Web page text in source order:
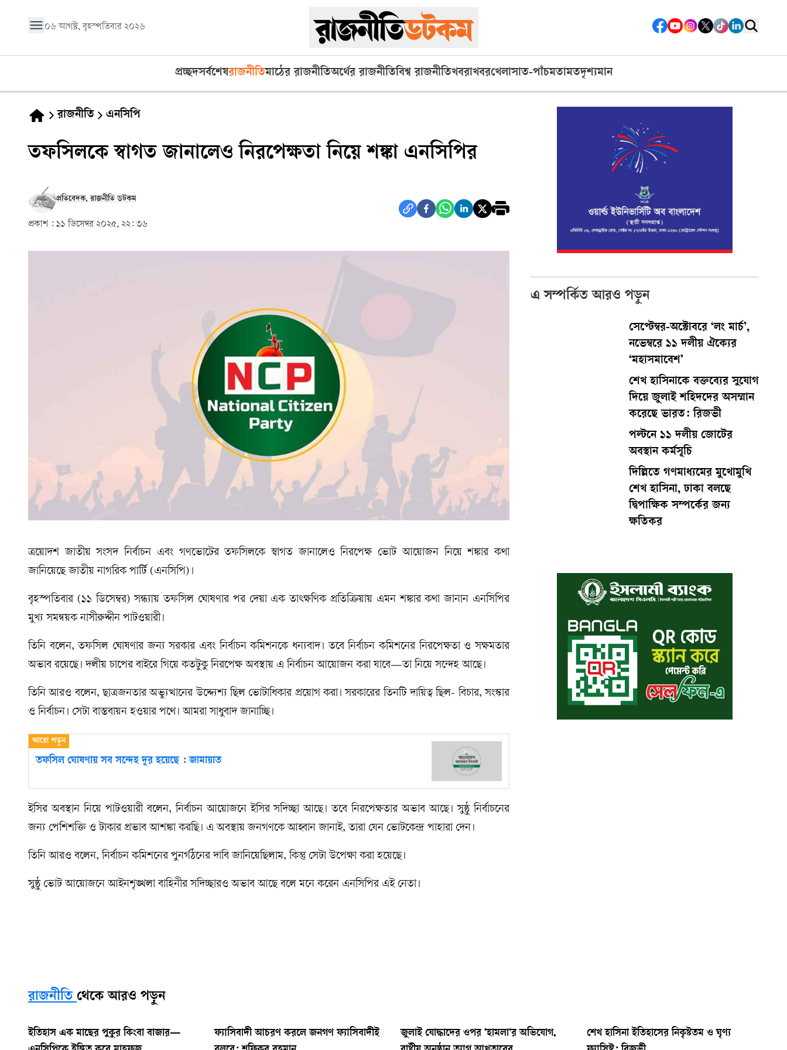
০৬ আগস্ট, বৃহস্পতিবার ২০২৬
প্রচ্ছদসর্বশেষরাজনীতিমাঠের রাজনীতিঅর্থের রাজনীতিবিশ্ব রাজনীতিখবরাখবরখেলাসাত-পাঁচমতামতদৃশ্যমান
রাজনীতি এনসিপি
তফসিলকে স্বাগত জানালেও নিরপেক্ষতা নিয়ে শঙ্কা এনসিপির
প্রতিবেদক, রাজনীতি ডটকম
প্রকাশ : ১১ ডিসেম্বর ২০২৫, ২২: ৩৬
ত্রয়োদশ জাতীয় সংসদ নির্বাচন এবং গণভোটের তফসিলকে স্বাগত জানালেও নিরপেক্ষ ভোট আয়োজন নিয়ে শঙ্কার কথা
জানিয়েছে জাতীয় নাগরিক পার্টি (এনসিপি)।
বৃহস্পতিবার (১১ ডিসেম্বর) সন্ধ্যায় তফসিল ঘোষণার পর দেয়া এক তাৎক্ষণিক প্রতিক্রিয়ায় এমন শঙ্কার কথা জানান এনসিপির
মুখ্য সমন্বয়ক নাসীরুদ্দীন পাটওয়ারী।
তিনি বলেন, তফসিল ঘোষণার জন্য সরকার এবং নির্বাচন কমিশনকে ধন্যবাদ। তবে নির্বাচন কমিশনের নিরপেক্ষতা ও সক্ষমতার
অভাব রয়েছে। দলীয় চাপের বাইরে গিয়ে কতটুকু নিরপেক্ষ অবস্থায় এ নির্বাচন আয়োজন করা যাবে—তা নিয়ে সন্দেহ আছে।
তিনি আরও বলেন, ছাত্রজনতার অভ্যুত্থানের উদ্দ্যেশ্য ছিল ভোটাধিকার প্রয়োগ করা। সরকারের তিনটি দায়িত্ব ছিল- বিচার, সংস্কার
ও নির্বাচন। সেটা বাস্তবায়ন হওয়ার পথে। আমরা সাধুবাদ জানাচ্ছি।
তফসিল ঘোষণায় সব সন্দেহ দূর হয়েছে : জামায়াত
ইসির অবস্থান নিয়ে পাটওয়ারী বলেন, নির্বাচন আয়োজনে ইসির সদিচ্ছা আছে। তবে নিরপেক্ষতার অভাব আছে। সুষ্ঠু নির্বাচনের
জন্য পেশিশক্তি ও টাকার প্রভাব আশঙ্কা করছি। এ অবস্থায় জনগণকে আহ্বান জানাই, তারা যেন ভোটকেন্দ্র পাহারা দেন।
তিনি আরও বলেন, নির্বাচন কমিশনের পুনর্গঠনের দাবি জানিয়েছিলাম, কিন্তু সেটা উপেক্ষা করা হয়েছে।
সুষ্ঠু ভোট আয়োজনে আইনশৃঙ্খলা বাহিনীর সদিচ্ছারও অভাব আছে বলে মনে করেন এনসিপির এই নেতা।
এ সম্পর্কিত আরও পড়ুন
সেপ্টেম্বর-অক্টোবরে ‘লং মার্চ’,
নভেম্বরে ১১ দলীয় ঐক্যের
‘মহাসমাবেশ’
শেখ হাসিনাকে বক্তব্যের সুযোগ
দিয়ে জুলাই শহিদদের অসম্মান
করেছে ভারত: রিজভী
পল্টনে ১১ দলীয় জোটের
অবস্থান কর্মসূচি
দিল্লিতে গণমাধ্যমের মুখোমুখি
শেখ হাসিনা, ঢাকা বলছে
দ্বিপাক্ষিক সম্পর্কের জন্য
ক্ষতিকর
রাজনীতি থেকে আরও পড়ুন
ইতিহাস এক মাছের পুকুর কিংবা বাজার—
ফ্যাসিবাদী আচরণ করলে জনগণ ফ্যাসিবাদীই
জুলাই যোদ্ধাদের ওপর ‘হামলা’র অভিযোগ,
শেখ হাসিনা ইতিহাসের নিকৃষ্টতম ও ঘৃণ্য